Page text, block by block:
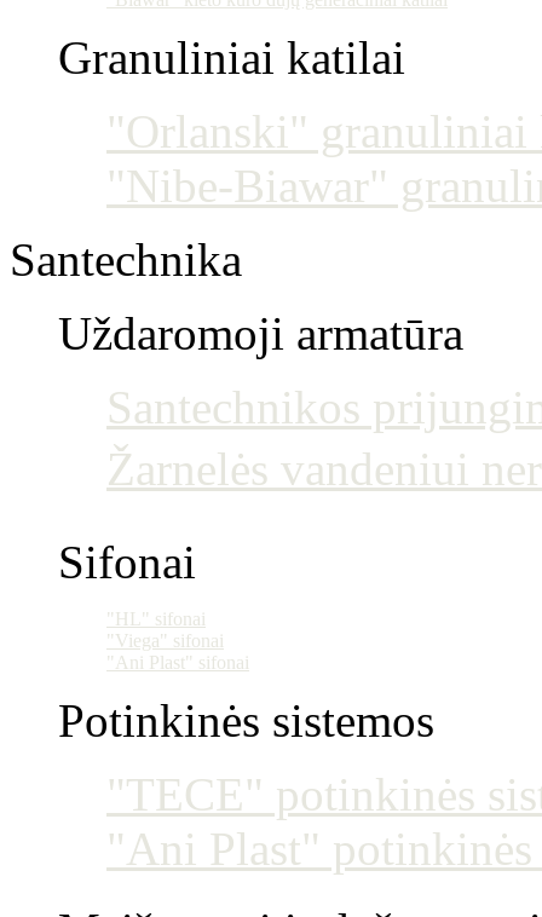
Granuliniai katilai
"Orlanski" granuliniai
"Nibe-Biawar"
Santechnika
Uždaromoji armatūra
Santechnikos
Žarnelės vandeniui
Sifonai
"HL" sifonai
"Viega" sifonai
"Ani Plast" sifonai
Potinkinės sistemos
"TECE" potinkinės
"Ani Plast" potinkinės